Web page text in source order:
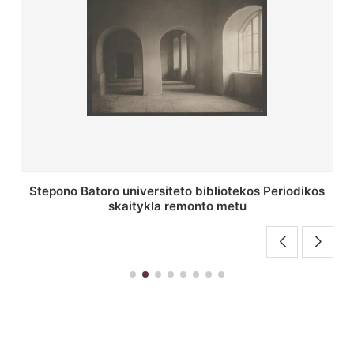
P. Smuglevičiaus salė Stepono Batoro universiteto
bibliotekos laikotarpiu